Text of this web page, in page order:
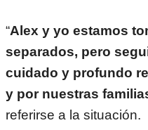
“Alex y yo estamos
separados, pero
cuidado y profundo
y por nuestras
referirse a la situación.